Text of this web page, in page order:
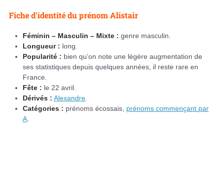
Fiche d'identité du prénom Alistair
Féminin – Masculin – Mixte : genre masculin.
Longueur : long.
Popularité : bien qu’on note une légère augmentation de
ses statistiques depuis quelques années, il reste rare en
France.
Fête : le 22 avril.
Dérivés : Alexandre
Catégories : prénoms écossais, prénoms commençant par
A